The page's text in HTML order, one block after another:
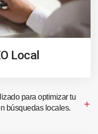
Local
para optimizar tu
búsquedas locales.